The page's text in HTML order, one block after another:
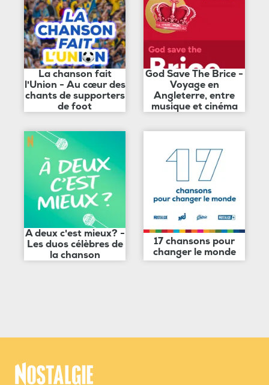
La chanson fait
l'Union - Au cœur des
chants de supporters
de foot
God Save The Brice -
Voyage en
Angleterre, entre
musique et cinéma
A deux c'est mieux? -
Les duos célèbres de
la chanson
17 chansons pour
changer le monde